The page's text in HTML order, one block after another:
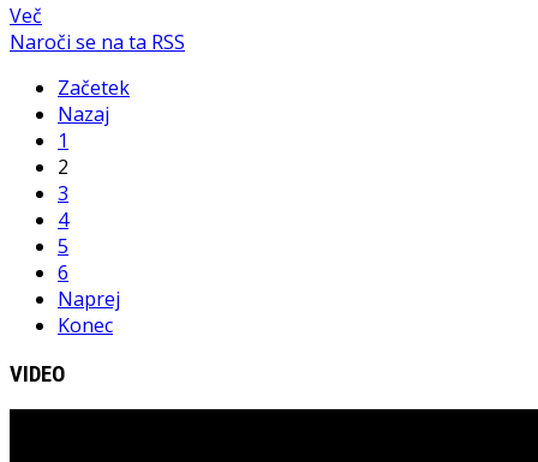
Več
Naroči se na ta RSS
Začetek
Nazaj
1
2
3
4
5
6
Naprej
Konec
VIDEO